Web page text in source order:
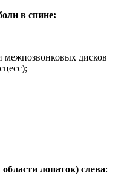
в спине:
дисков
лопаток) слева: